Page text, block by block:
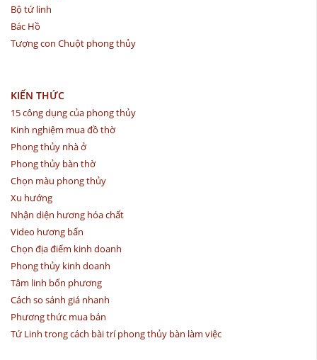
Bộ tứ linh
Bác Hồ
Tượng con Chuột phong thủy
KIẾN THỨC
15 công dụng của phong thủy
Kinh nghiệm mua đồ thờ
Phong thủy nhà ở
Phong thủy bàn thờ
Chọn màu phong thủy
Xu hướng
Nhận diện hương hóa chất
Video hương bẩn
Chọn địa điểm kinh doanh
Phong thủy kinh doanh
Tâm linh bốn phương
Cách so sánh giá nhanh
Phương thức mua bán
Tứ Linh trong cách bài trí phong thủy bàn làm việc